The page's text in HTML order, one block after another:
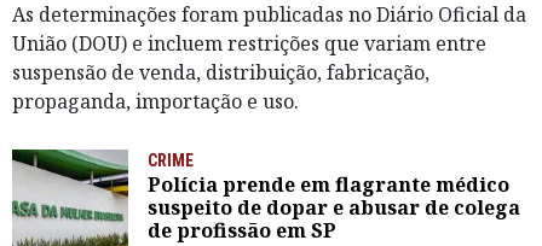
As determinações foram publicadas no Diário Oficial da
União (DOU) e incluem restrições que variam entre
suspensão de venda, distribuição, fabricação,
propaganda, importação e uso.
CRIME
Polícia prende em flagrante médico
suspeito de dopar e abusar de colega
de profissão em SP